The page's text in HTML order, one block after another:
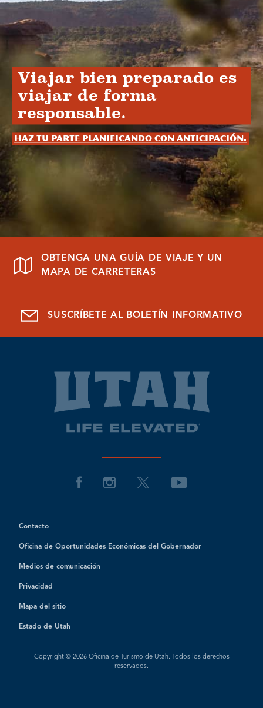
Viajar bien preparado es
viajar de forma
responsable.
Haz tu parte planificando con anticipación.
OBTENGA UNA GUÍA DE VIAJE Y UN
MAPA DE CARRETERAS
SUSCRÍBETE AL BOLETÍN INFORMATIVO
Contacto
Oficina de Oportunidades Económicas del Gobernador
Medios de comunicación
Privacidad
Mapa del sitio
Estado de Utah
Copyright © 2026 Oficina de Turismo de Utah. Todos los derechos
reservados.